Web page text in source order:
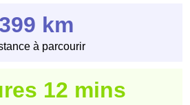
399 km
à parcourir
12 mins